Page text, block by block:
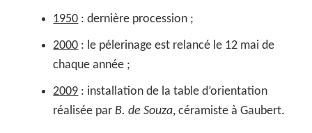
1950 : dernière procession ;
2000 : le pélerinage est relancé le 12 mai de
chaque année ;
2009 : installation de la table d’orientation
réalisée parB. de Souza, céramiste à Gaubert.